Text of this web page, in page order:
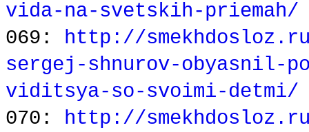
vida-na-svetskih-priemah/
069: http://
sergej-shnurov-obyasnil-
viditsya-so-svoimi-detmi/
070: http://